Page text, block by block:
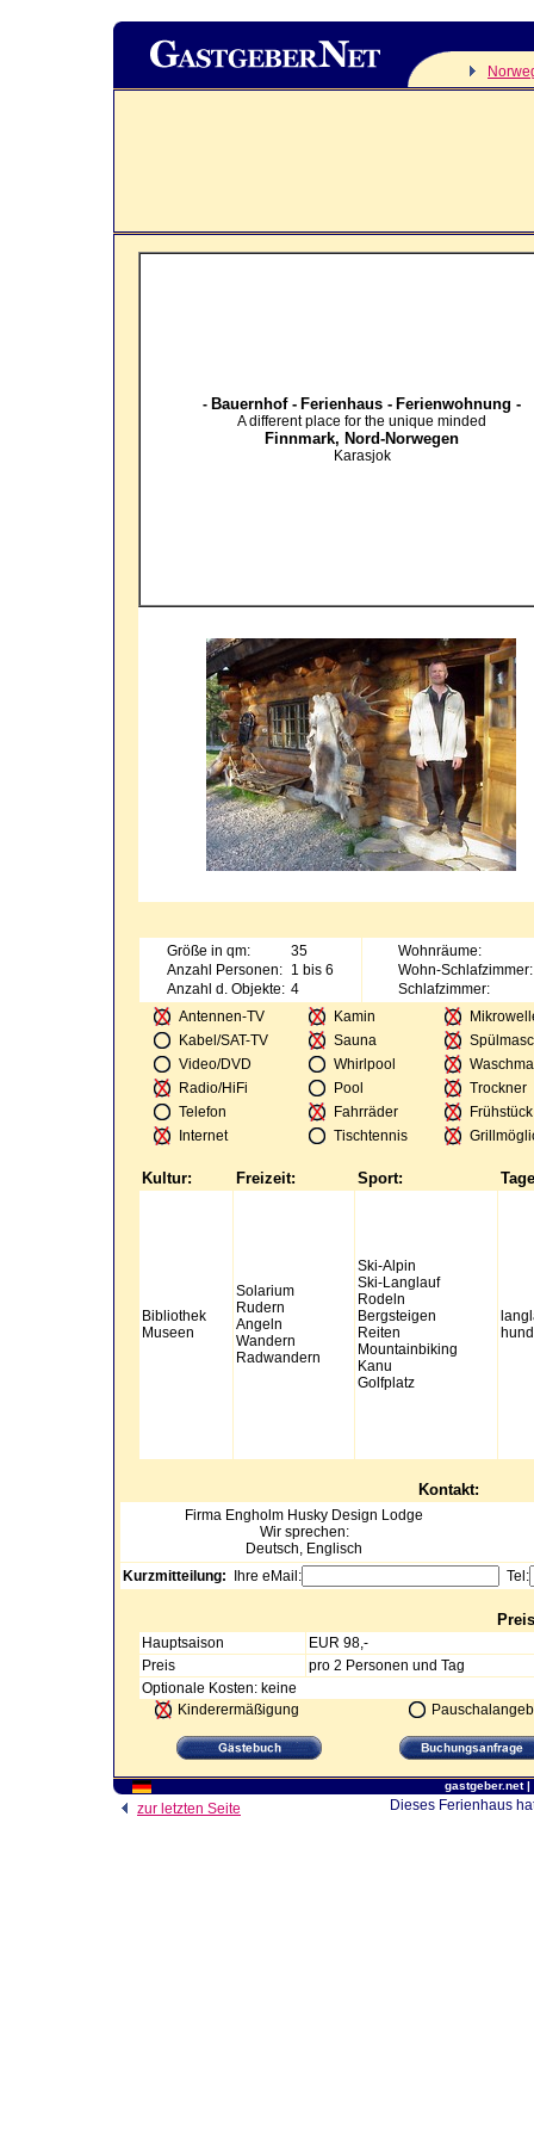
- Bauernhof - Ferienhaus - Ferienwohnung -
A different place for the unique minded
Finnmark, Nord-Norwegen
Karasjok
Größe in qm:
35
Anzahl Personen:
1 bis 6
Anzahl d. Objekte: 4
Wohnräume:
Wohn-Schlafzimmer:
Schlafzimmer:
Antennen-TV
Kamin
Kabel/SAT-TV
Sauna
Video/DVD
Whirlpool
Radio/HiFi
Pool
Trockner
Telefon
Fahrräder
Internet
Tischtennis
Kultur: Freizeit: Sport:
Bibliothek
Museen
Solarium
Rudern
Angeln
Wandern
Radwandern
Ski-Alpin
Ski-Langlauf
Rodeln
Bergsteigen
Reiten
Mountainbiking
Kanu
Golfplatz
Kontakt:
Firma Engholm Husky Design Lodge
Wir sprechen:
Deutsch, Englisch
Kurzmitteilung: Ihre eMail: Tel:
Hauptsaison
EUR 98,-
Preis
pro 2 Personen und Tag
Optionale Kosten: keine
Kinderermäßigung
gastgeber.net|
zur letzten Seite Dieses Ferienhaus